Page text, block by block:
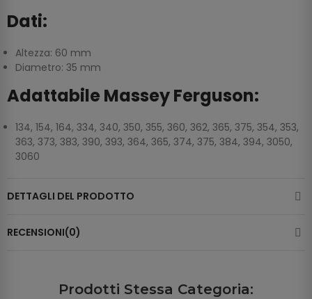
Dati:
Altezza: 60 mm
Diametro: 35 mm
Adattabile Massey Ferguson:
134, 154, 164, 334, 340, 350, 355, 360, 362, 365, 375, 354, 353,
363, 373, 383, 390, 393, 364, 365, 374, 375, 384, 394, 3050,
3060
DETTAGLI DEL PRODOTTO
RECENSIONI(0)
Prodotti Stessa Categoria: